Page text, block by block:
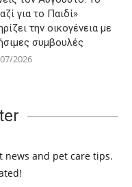
για το Παιδί»
την οικογένεια με
συμβουλές
2026
news and pet care tips.